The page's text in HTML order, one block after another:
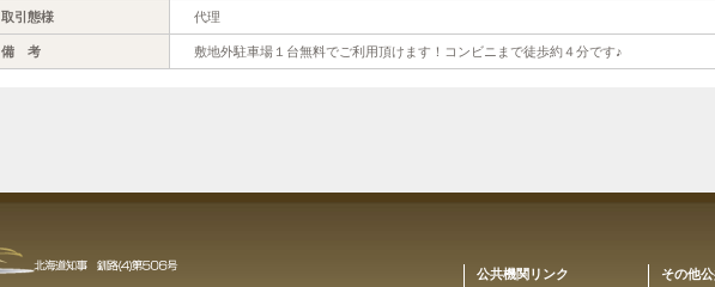
取引態様 代理
備 考 敷地外駐車場１台無料でご利用頂けます！コンビニまで徒歩約４分です♪
その他
公共機関リンク